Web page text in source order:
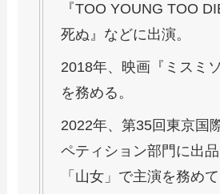
『TOO YOUNG TOO
死ぬ』などに出演。
2018年、映画『ミスミ
を務める。
2022年、第35回東京国
ペティション部門に出
「山女」で主演を務めて